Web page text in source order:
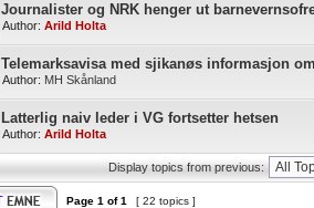
Journalister og NRK henger ut
Author: Arild Holta
Telemarksavisa med sjikanøs informasjon
Author: MH Skånland
Latterlig naiv leder i VG fortsetter hetsen
Author: Arild Holta
Display topics from previous:
Page 1 of1 [ 22 topics ]